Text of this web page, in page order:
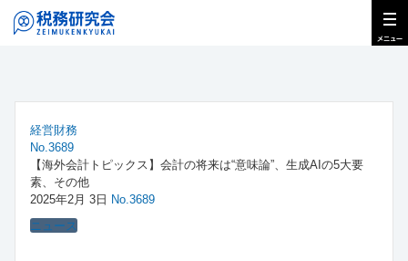
経営財務
No.3689
【海外会計トピックス】会計の将来は“意味論”、生成AIの5大要
素、その他
2025年2月 3日 No.3689
ニュース